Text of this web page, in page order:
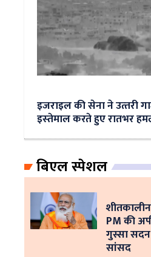
इजराइल की सेना ने उत्‍तरी
इस्‍तेमाल करते हुए रातभर
बिएल स्पेशल
PM की
गुस्सा सदन
सांसद